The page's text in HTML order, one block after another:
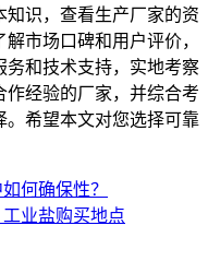
知识，查看生产厂家的资
市场口碑和用户评价，
务和技术支持，实地考察
作经验的厂家，并综合考
。希望本文对您选择可靠
何确保性？
业盐购买地点